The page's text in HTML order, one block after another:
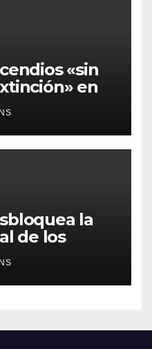
«sin
en
Madrid
la
la
de los
del